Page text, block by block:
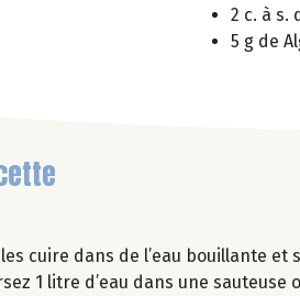
2 c. à s.
5 g de
cuire dans de l’eau bouillante et
1 litre d’eau dans une